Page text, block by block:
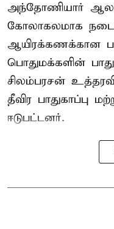
அந்தோணியார் ஆலய
கோலாகலமாக
ஆயிரக்கணக்கான
பொதுமக்களின்
சிலம்பரசன்
தீவிர பாதுகாப்பு
ஈடுபட்டனர்.